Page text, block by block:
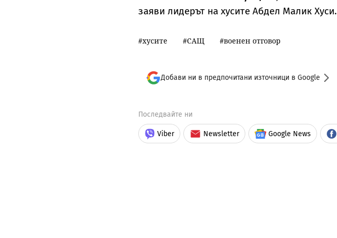
заяви лидерът на хусите Абдел Малик Хуси.
хусите САЩ военен отговор
Добави ни в предпочитани източници в Google
Последвайте ни
Viber Newsletter Google News